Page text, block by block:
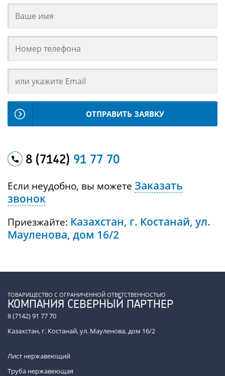
ОТПРАВИТЬ ЗАЯВКУ
8 (7142) 91 77 70
Если неудобно, вы можете Заказать
звонок
Приезжайте: Казахстан, г. Костанай, ул.
Мауленова, дом 16/2
ТОВАРИЩЕСТВО С ОГРАНИЧЕННОЙ ОТВЕТСТВЕННОСТЬЮ
КОМПАНИЯ СЕВЕРНЫЙ ПАРТНЕР
8 (7142) 91 77 70
Казахстан, г. Костанай, ул. Мауленова, дом 16/2
Лист нержавеющий
Труба нержавеющая